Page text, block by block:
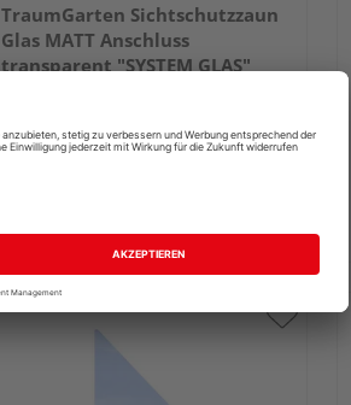
TraumGarten Sichtschutzzaun
Glas MATT Anschluss
transparent "SYSTEM GLAS"